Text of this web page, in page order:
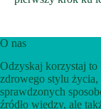
O nas
Odzyskaj korzystaj to
zdrowego stylu
sprawdzonych
źródło wiedzy, ale